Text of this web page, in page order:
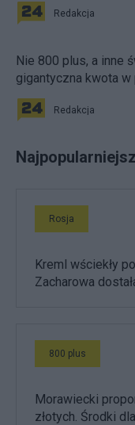
Redakcja
Nie 800 plus, a inne
gigantyczna kwota
Redakcja
Rosja
Kreml wściekły
Zacharowa
800 plus
Morawiecki
złotych. Środki